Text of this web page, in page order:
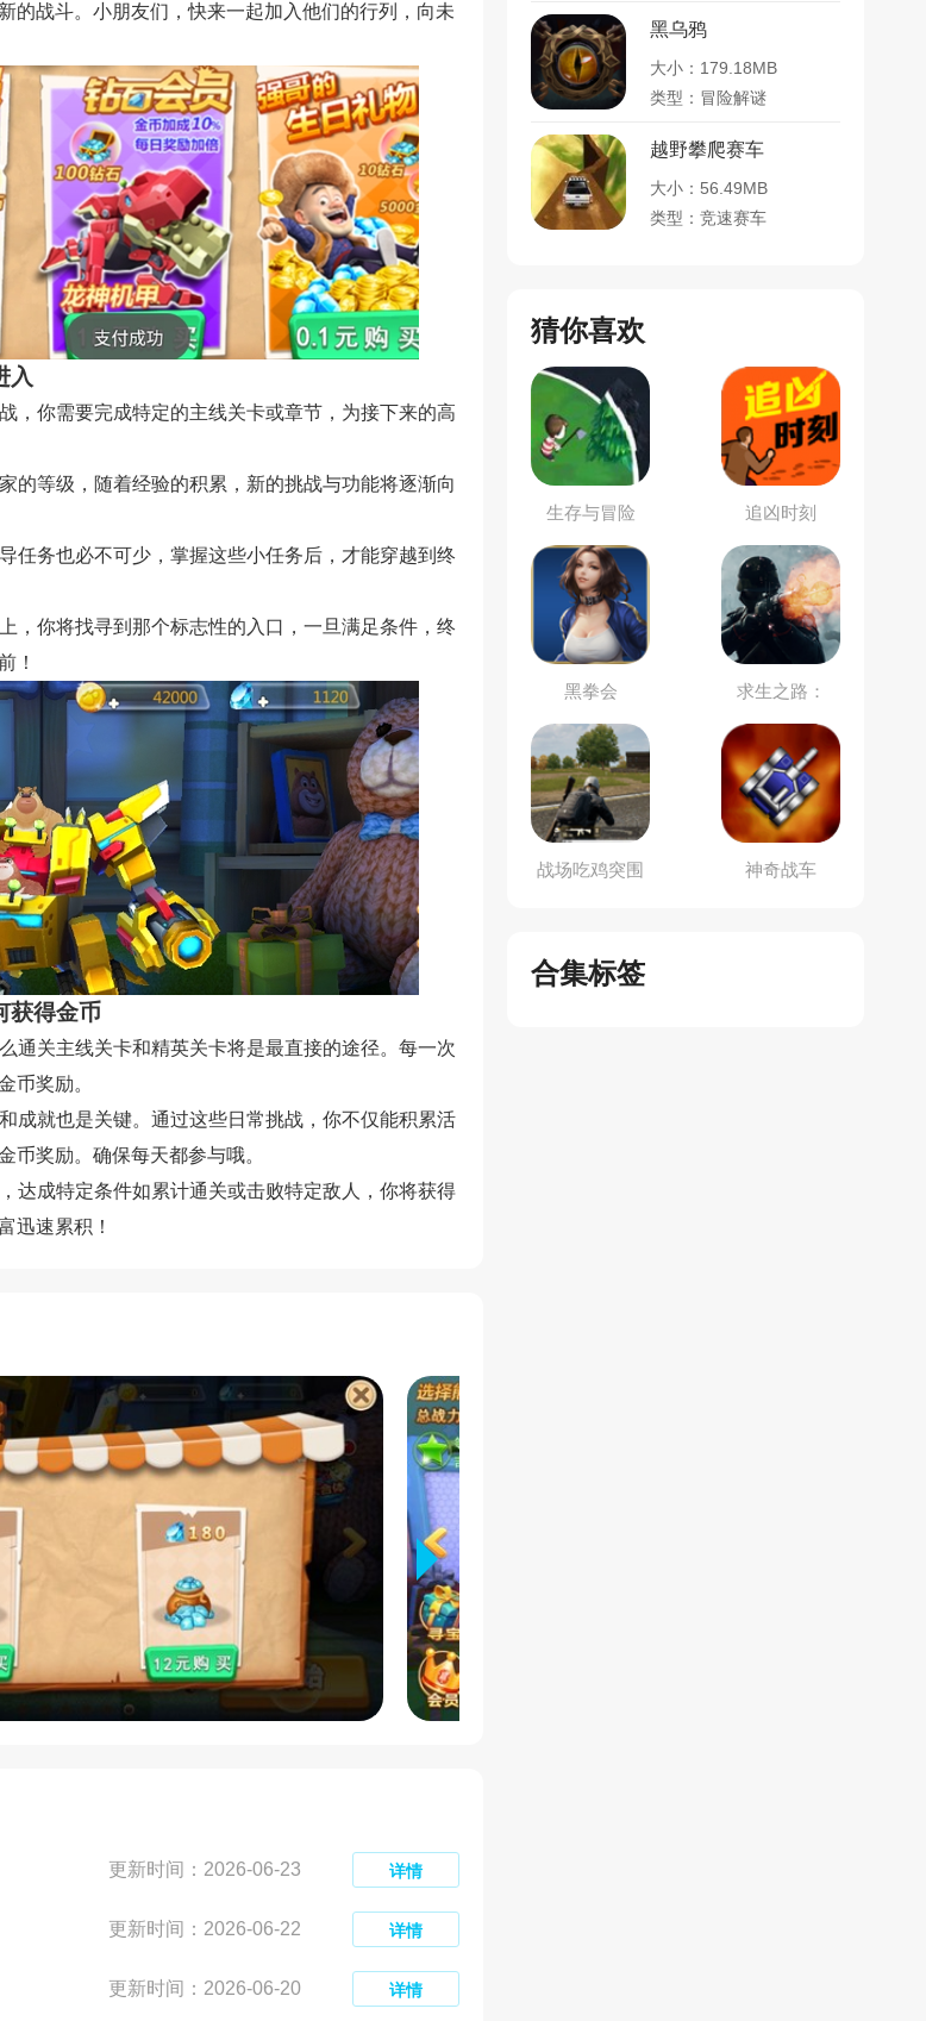
的战斗。小朋友们，快来一起加入他们的行列，向未
入
，你需要完成特定的主线关卡或章节，为接下来的高
的等级，随着经验的积累，新的挑战与功能将逐渐向
任务也必不可少，掌握这些小任务后，才能穿越到终
，你将找寻到那个标志性的入口，一旦满足条件，终
！
获得金币
通关主线关卡和精英关卡将是最直接的途径。每一次
币奖励。
成就也是关键。通过这些日常挑战，你不仅能积累活
币奖励。确保每天都参与哦。
达成特定条件如累计通关或击败特定敌人，你将获得
迅速累积！
更新时间：2026-06-23 详情
更新时间：2026-06-22 详情
更新时间：2026-06-20 详情
黑乌鸦
大小：179.18MB
类型：冒险解谜
越野攀爬赛车
大小：56.49MB
类型：竞速赛车
猜你喜欢
生存与冒险 追凶时刻
黑拳会
求生之路：
L4D
战场吃鸡突围
神奇战车
合集标签